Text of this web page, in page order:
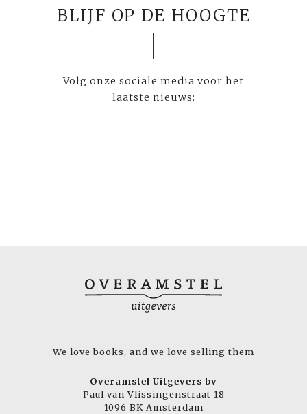
BLIJF OP DE HOOGTE
Volg onze sociale media voor het
laatste nieuws:
We love books, and we love selling them
Overamstel Uitgevers bv
Paul van Vlissingenstraat 18
1096 BK Amsterdam